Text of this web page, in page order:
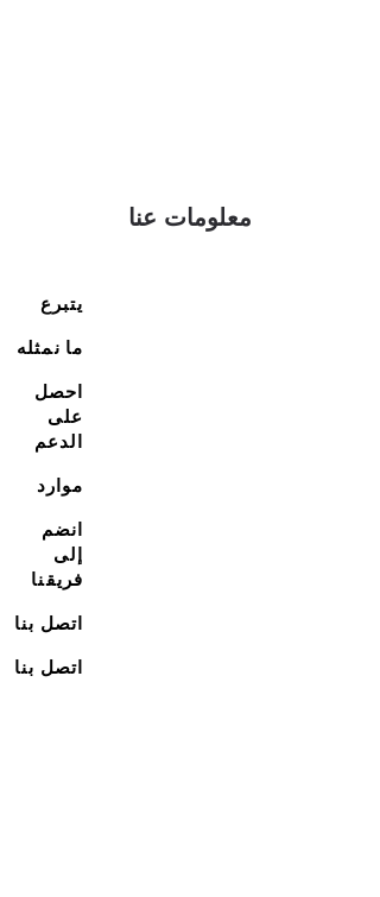
معلومات عنا
يتبرع
ما نمثله
احصل
على
الدعم
موارد
انضم
إلى
فريقنا
اتصل بنا
اتصل بنا